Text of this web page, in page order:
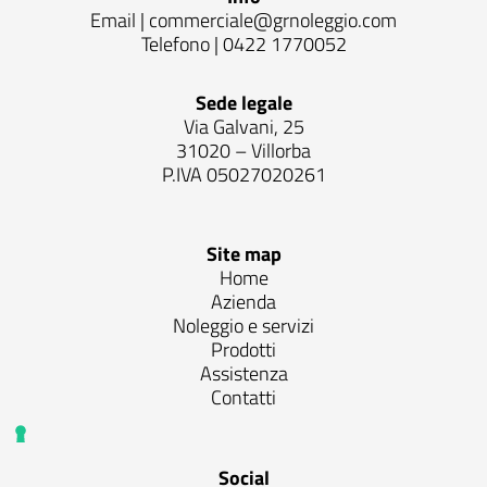
Email | commerciale@grnoleggio.com
Telefono |0422 1770052
Sede legale
Via Galvani, 25
31020 – Villorba
P.IVA 05027020261
Site map
Home
Azienda
Noleggio e servizi
Prodotti
Assistenza
Contatti
Social